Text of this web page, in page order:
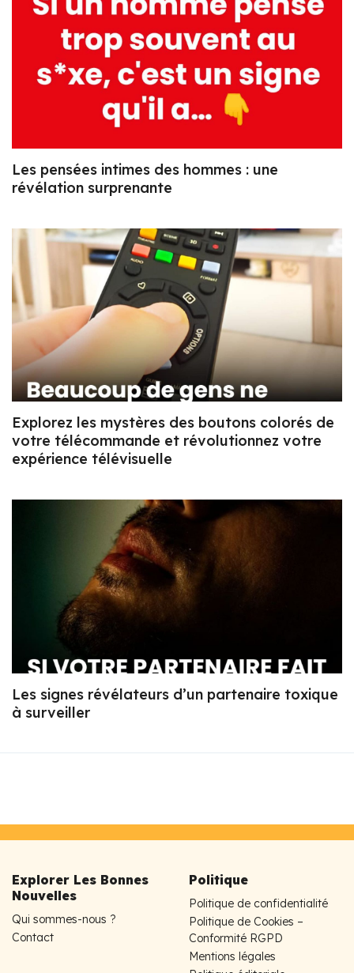
Les pensées intimes des hommes : une
révélation surprenante
Explorez les mystères des boutons colorés de
votre télécommande et révolutionnez votre
expérience télévisuelle
Les signes révélateurs d’un partenaire toxique
à surveiller
Explorer Les Bonnes
Nouvelles
Qui sommes-nous ?
Contact
Politique
Politique de confidentialité
Politique de Cookies –
Conformité RGPD
Mentions légales